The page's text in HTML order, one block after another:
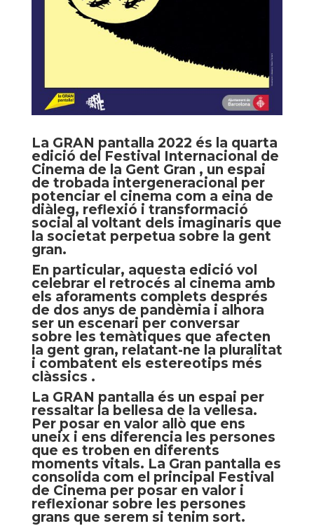
La GRAN pantalla 2022 és la quarta
edició del Festival Internacional de
Cinema de la Gent Gran , un espai
de trobada intergeneracional per
potenciar el cinema com a eina de
diàleg, reflexió i transformació
social al voltant dels imaginaris que
la societat perpetua sobre la gent
gran.
En particular, aquesta edició vol
celebrar el retrocés al cinema amb
els aforaments complets després
de dos anys de pandèmia i alhora
ser un escenari per conversar
sobre les temàtiques que afecten
la gent gran, relatant-ne la pluralitat
i combatent els estereotips més
clàssics .
La GRAN pantalla és un espai per
ressaltar la bellesa de la vellesa.
Per posar en valor allò que ens
uneix i ens diferencia les persones
que es troben en diferents
moments vitals. La Gran pantalla es
consolida com el principal Festival
de Cinema per posar en valor i
reflexionar sobre les persones
grans que serem si tenim sort.